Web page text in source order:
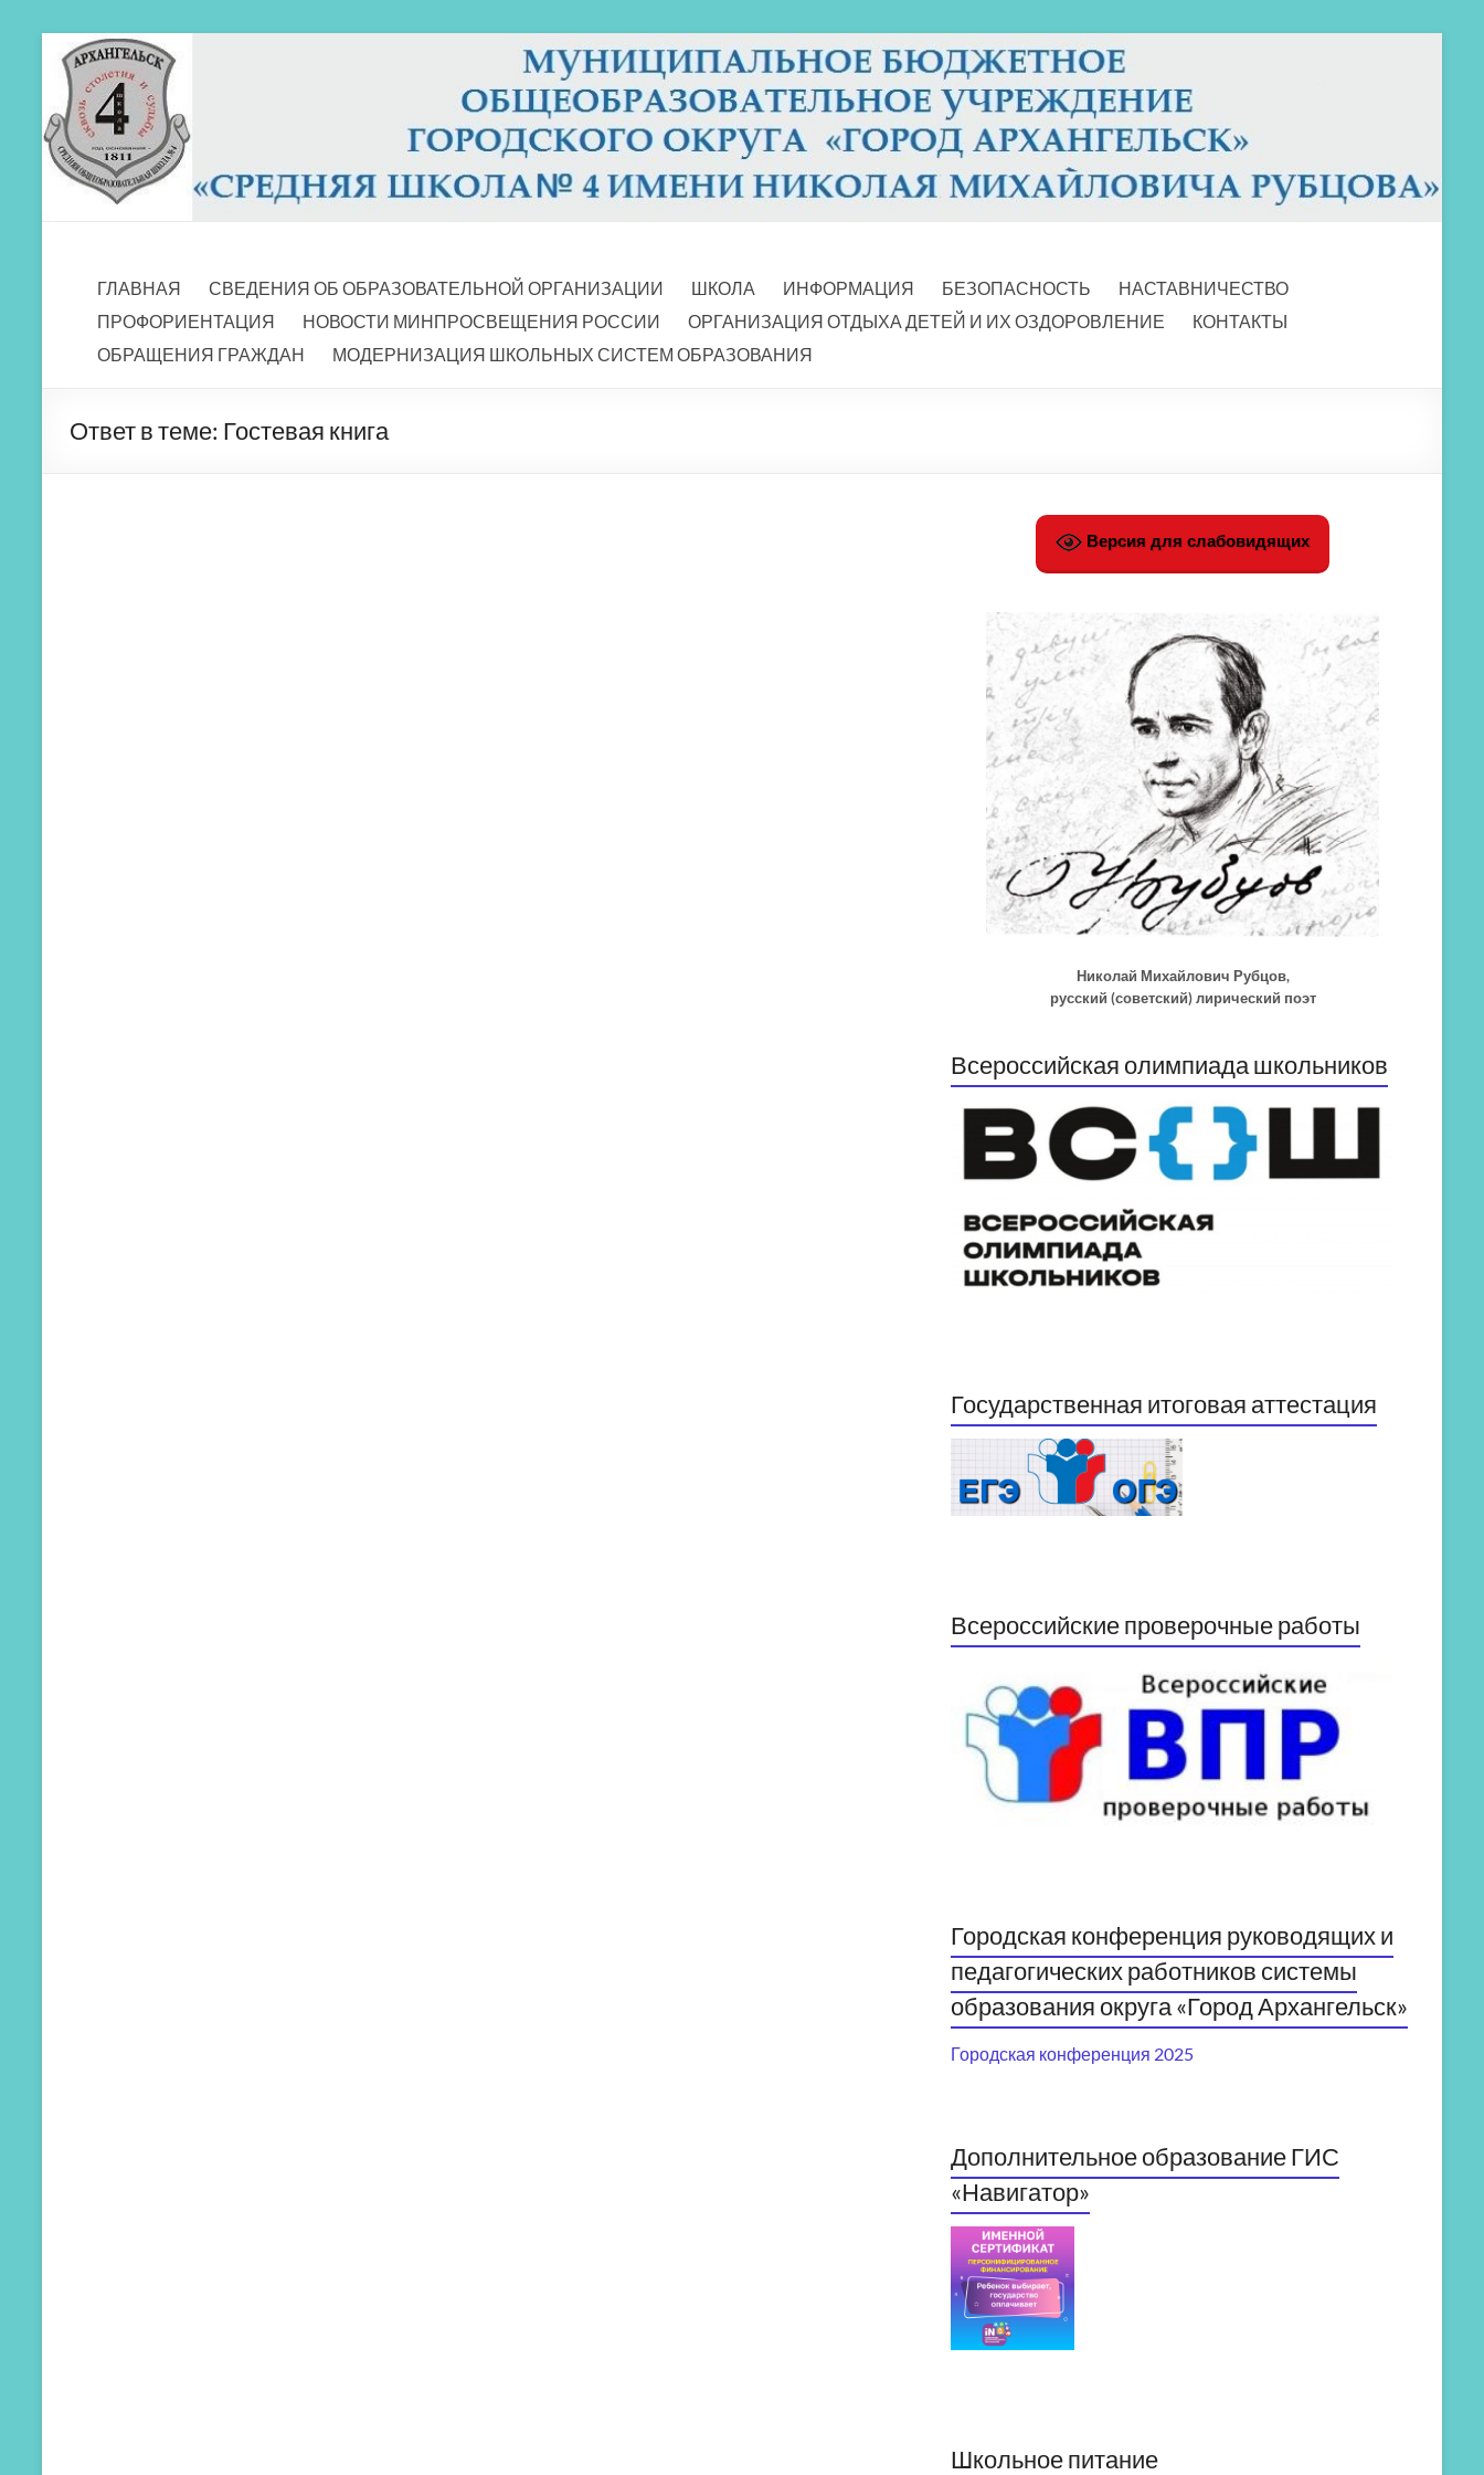
Перейти
содержимому
МБОУ СШ 4
ГЛАВНАЯ
СВЕДЕНИЯ ОБ ОБРАЗОВАТЕЛЬНОЙ ОРГАНИЗАЦИИ ШКОЛА ИНФОРМАЦИЯ БЕЗОПАСНОСТЬ
НАСТАВНИЧЕСТВО
ПРОФОРИЕНТАЦИЯ
НОВОСТИ МИНПРОСВЕЩЕНИЯ РОССИИ ОРГАНИЗАЦИЯ ОТДЫХА ДЕТЕЙ И ИХ ОЗДОРОВЛЕНИЕ
КОНТАКТЫ
ОБРАЩЕНИЯ ГРАЖДАН
МОДЕРНИЗАЦИЯ ШКОЛЬНЫХ СИСТЕМ ОБРАЗОВАНИЯ
Ответ в теме: Гостевая книга
Версия для слабовидящих
Николай Михайлович Рубцов,
русский (советский) лирический поэт
Всероссийская олимпиада школьников
Государственная итоговая аттестация
Всероссийские проверочные работы
Городская конференция руководящих и
педагогических работников системы
образования округа «Город Архангельск»
Городская конференция 2025
Дополнительное образование ГИС
«Навигатор»
Школьное питание